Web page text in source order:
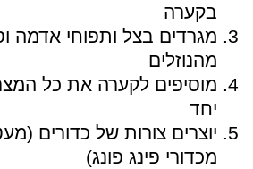
בקערה
מגרדים בצל ותפוחי אדמה
מהנוזלים
מוסיפים לקערה את כל
יחד
יוצרים צורות של כדורים
מכדורי פינג פונג)